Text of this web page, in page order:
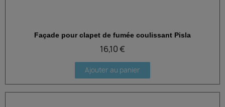
Aperçu rapide
Façade pour clapet de fumée coulissant Pisla
16,10 €
Ajouter au panier